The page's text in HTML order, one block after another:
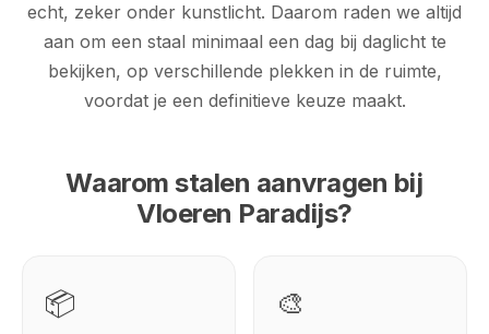
echt, zeker onder kunstlicht. Daarom raden we altijd
aan om een staal minimaal een dag bij daglicht te
bekijken, op verschillende plekken in de ruimte,
voordat je een definitieve keuze maakt.
Waarom stalen aanvragen bij
Vloeren Paradijs?
📦 🎨